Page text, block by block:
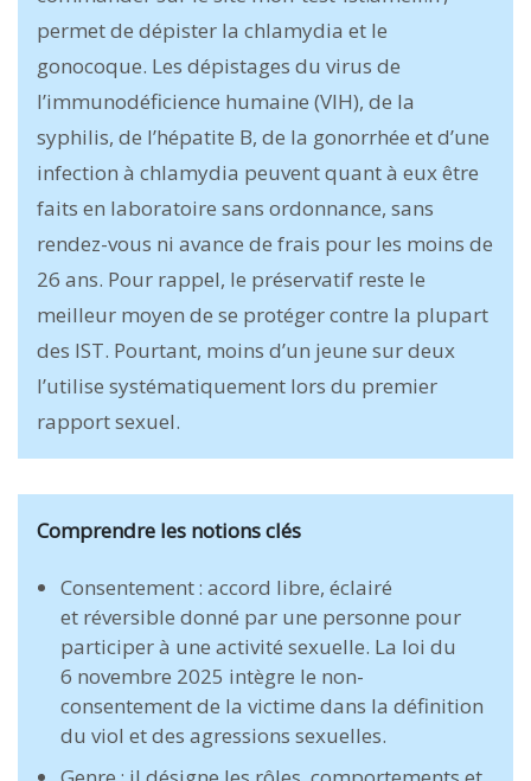
permet de dépister la chlamydia et le
gonocoque. Les dépistages du virus de
l’immunodéficience humaine (VIH), de la
syphilis, de l’hépatite B, de la gonorrhée et d’une
infection à chlamydia peuvent quant à eux être
faits en laboratoire sans ordonnance, sans
rendez-vous ni avance de frais pour les moins de
26 ans. Pour rappel, le préservatif reste le
meilleur moyen de se protéger contre la plupart
des IST. Pourtant, moins d’un jeune sur deux
l’utilise systématiquement lors du premier
rapport sexuel.
Comprendre les notions clés
Consentement : accord libre, éclairé
et réversible donné par une personne pour
participer à une activité sexuelle. La loi du
6 novembre 2025 intègre le non-
consentement de la victime dans la définition
du viol et des agressions sexuelles.